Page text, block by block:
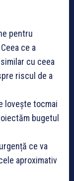
pentru
ce a
cu ceea
riscul de a
lovește tocmai
bugetul
ce va
aproximativ